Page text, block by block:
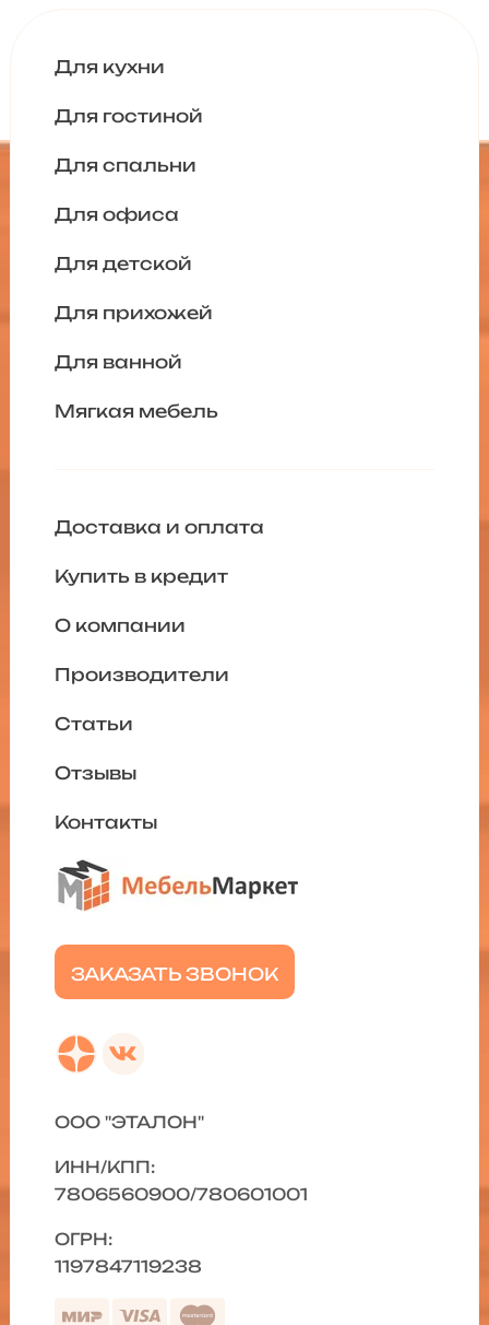
Для кухни
Для гостиной
Для спальни
Для офиса
Для детской
Для прихожей
Для ванной
Мягкая мебель
ЗАКАЗАТЬ ЗВОНОК
Доставка и оплата
Купить в кредит
О компании
Производители
Статьи
Отзывы
Контакты
ООО "ЭТАЛОН"
ИНН/КПП:
7806560900/780601001
ОГРН:
1197847119238